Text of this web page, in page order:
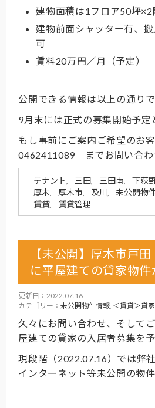
建物面積は1フロア50坪×2
建物前面シャッター有、
可
賃料20万円／月（予定）
公開できる情報は以上の通りで
9月末には正式の募集開始予定
もし事前にご案内ご希望のお
0462411089 までお問い合わ
テナント 三田 三田南 下荻
厚木 厚木市 及川 未公開物
賃貸 賃貸管理
【未公開】厚木市戸田
に平屋建ての貸家物件
更新日：2022.07.16
カテゴリー：未公開物件情報, ＜賃貸＞貸家
久々にお問い合わせ、そして
屋建ての貸家の入居者募集を予
現段階（2022.07.16）では弊
インターネット等未公開の物件